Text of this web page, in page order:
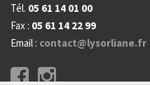
Tél. 05 61 14 01 00
Fax : 05 61 14 22 99
Email : contact@lysorliane.fr